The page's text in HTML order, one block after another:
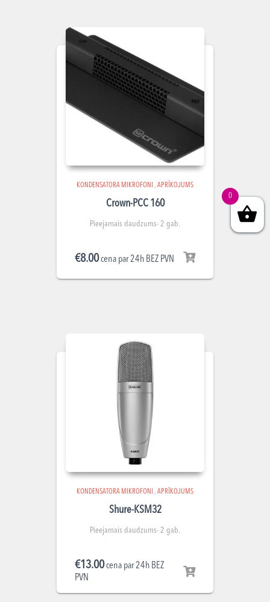
KONDENSATORA MIKROFONI , APRĪKOJUMS
Crown-PCC 160
Pieejamais daudzums- 2 gab.
€8.00cena par 24h BEZ PVN
KONDENSATORA MIKROFONI , APRĪKOJUMS
Shure-KSM32
Pieejamais daudzums- 2 gab.
€13.00cena par 24h BEZ
PVN
0